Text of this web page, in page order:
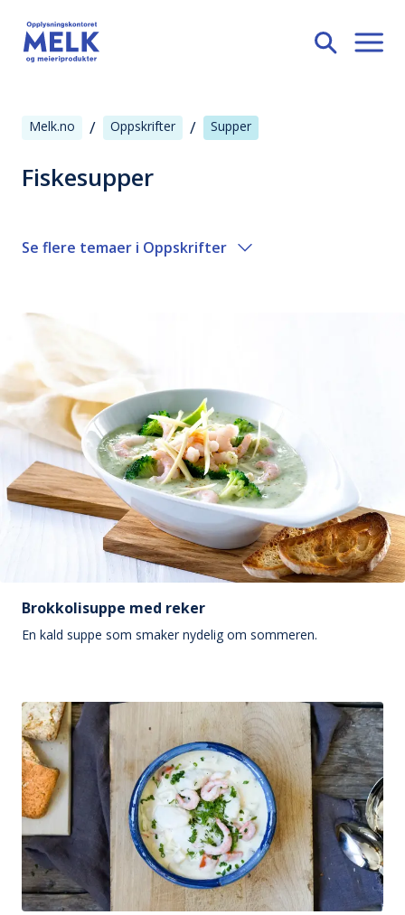
Melk.no / Oppskrifter / Supper
Fiskesupper
Se flere temaer i Oppskrifter
Brokkolisuppe med reker
En kald suppe som smaker nydelig om sommeren.